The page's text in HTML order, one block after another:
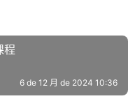
【占星课程】西方‮星占‬学基础系‮课列‬程
6 de 12 月 de 2024 10:36